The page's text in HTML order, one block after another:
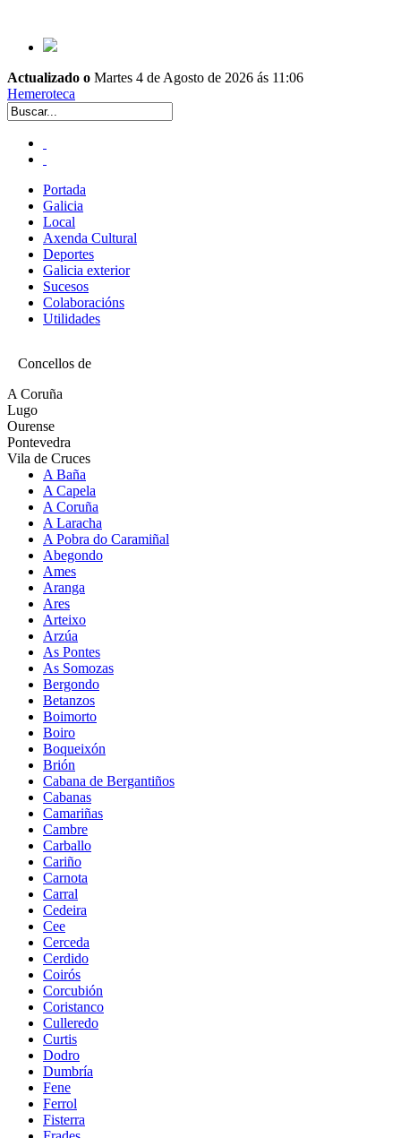
Actualizado o Martes 4 de Agosto de 2026 ás 11:06
Hemeroteca
Portada
Galicia
Local
Axenda Cultural
Deportes
Galicia exterior
Sucesos
Colaboracións
Utilidades
Concellos de
A Coruña
Lugo
Ourense
Pontevedra
Vila de Cruces
A Baña
A Capela
A Coruña
A Laracha
A Pobra do Caramiñal
Abegondo
Ames
Aranga
Ares
Arteixo
Arzúa
As Pontes
As Somozas
Bergondo
Betanzos
Boimorto
Boiro
Boqueixón
Brión
Cabana de Bergantiños
Cabanas
Camariñas
Cambre
Carballo
Cariño
Carnota
Carral
Cedeira
Cee
Cerceda
Cerdido
Coirós
Corcubión
Coristanco
Culleredo
Curtis
Dodro
Dumbría
Fene
Ferrol
Fisterra